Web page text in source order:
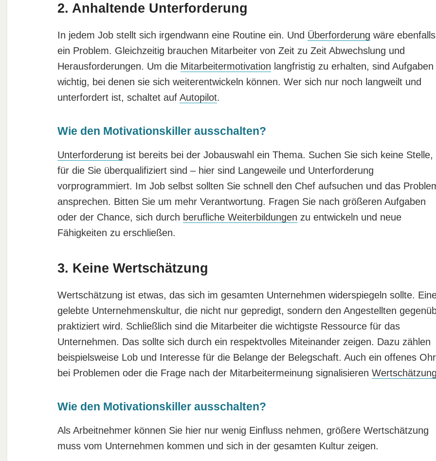
2. Anhaltende Unterforderung
In jedem Job stellt sich irgendwann eine Routine ein. Und Überforderung wäre ebenfalls
ein Problem. Gleichzeitig brauchen Mitarbeiter von Zeit zu Zeit Abwechslung und
Herausforderungen. Um die Mitarbeitermotivation langfristig zu erhalten, sind Aufgaben
wichtig, bei denen sie sich weiterentwickeln können. Wer sich nur noch langweilt und
unterfordert ist, schaltet auf Autopilot.
Wie den Motivationskiller ausschalten?
Unterforderung ist bereits bei der Jobauswahl ein Thema. Suchen Sie sich keine Stelle,
für die Sie überqualifiziert sind – hier sind Langeweile und Unterforderung
vorprogrammiert. Im Job selbst sollten Sie schnell den Chef aufsuchen und das
ansprechen. Bitten Sie um mehr Verantwortung. Fragen Sie nach größeren Aufgaben
oder der Chance, sich durch berufliche Weiterbildungen zu entwickeln und neue
Fähigkeiten zu erschließen.
3. Keine Wertschätzung
Wertschätzung ist etwas, das sich im gesamten Unternehmen widerspiegeln sollte.
gelebte Unternehmenskultur, die nicht nur gepredigt, sondern den Angestellten
praktiziert wird. Schließlich sind die Mitarbeiter die wichtigste Ressource für das
Unternehmen. Das sollte sich durch ein respektvolles Miteinander zeigen. Dazu zählen
beispielsweise Lob und Interesse für die Belange der Belegschaft. Auch ein offenes Ohr
bei Problemen oder die Frage nach der Mitarbeitermeinung signalisieren
Wie den Motivationskiller ausschalten?
Als Arbeitnehmer können Sie hier nur wenig Einfluss nehmen, größere Wertschätzung
muss vom Unternehmen kommen und sich in der gesamten Kultur zeigen.